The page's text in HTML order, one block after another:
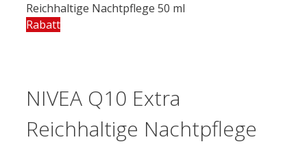
Reichhaltige Nachtpflege 50 ml
Rabatt
NIVEA Q10 Extra
Reichhaltige Nachtpflege